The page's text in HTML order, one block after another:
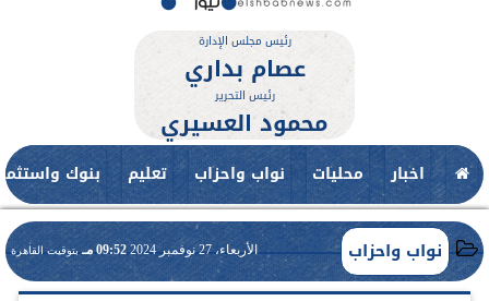
رئيس مجلس الإدارة
عصام بداري
رئيس التحرير
محمود العسيري
اخبار محليات نواب واحزاب تعليم بنوك
نواب واحزاب الأربعاء، 27 نوفمبر 2024 09:52 مـ بتوقيت القاهرة